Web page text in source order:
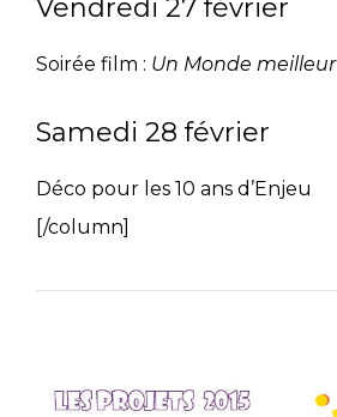
Vendredi 27 février
Soirée film : Un Monde meilleur
Samedi 28 février
Déco pour les 10 ans d’Enjeu
[/column]